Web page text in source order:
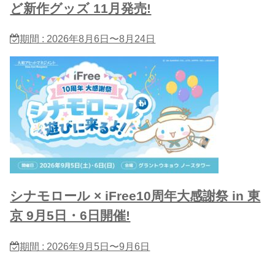
ど新作グッズ 11月発売!
期間 : 2026年8月6日〜8月24日
シナモロール × iFree10周年大感謝祭 in 東
京 9月5日・6日開催!
期間 : 2026年9月5日〜9月6日